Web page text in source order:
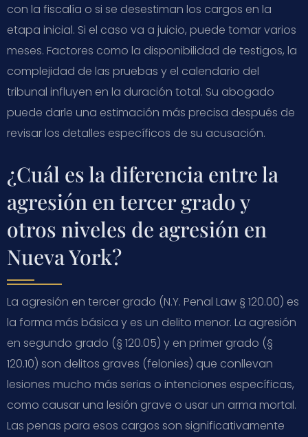
con la fiscalía o si se desestiman los cargos en la
etapa inicial. Si el caso va a juicio, puede tomar varios
meses. Factores como la disponibilidad de testigos, la
complejidad de las pruebas y el calendario del
tribunal influyen en la duración total. Su abogado
puede darle una estimación más precisa después de
revisar los detalles específicos de su acusación.
¿Cuál es la diferencia entre la
agresión en tercer grado y
otros niveles de agresión en
Nueva York?
La agresión en tercer grado (N.Y. Penal Law § 120.00) es
la forma más básica y es un delito menor. La agresión
en segundo grado (§ 120.05) y en primer grado (§
120.10) son delitos graves (felonies) que conllevan
lesiones mucho más serias o intenciones específicas,
como causar una lesión grave o usar un arma mortal.
Las penas para esos cargos son significativamente